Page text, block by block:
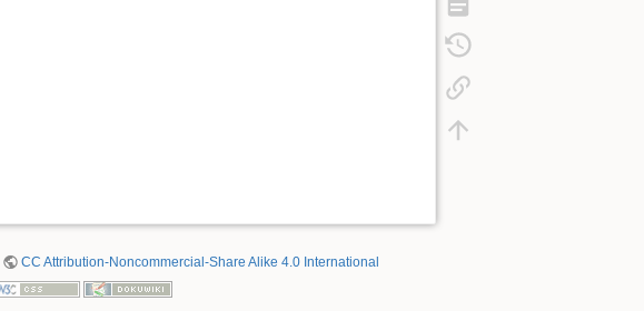
CC Attribution-Noncommercial-Share Alike 4.0 International